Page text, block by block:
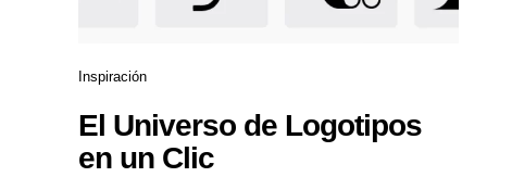
Inspiración
El Universo de Logotipos
en un Clic